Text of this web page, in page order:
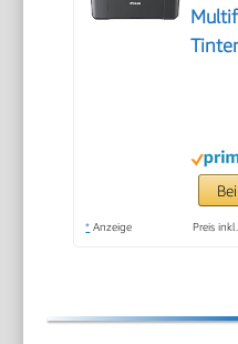
* Anzeige Preis